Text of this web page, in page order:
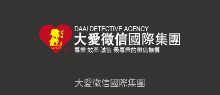
大愛徵信國際集團